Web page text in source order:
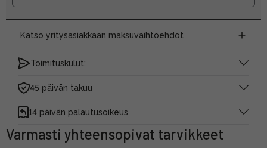
Katso yritysasiakkaan maksuvaihtoehdot
Toimituskulut:
45 päivän takuu
14 päivän palautusoikeus
Varmasti yhteensopivat tarvikkeet